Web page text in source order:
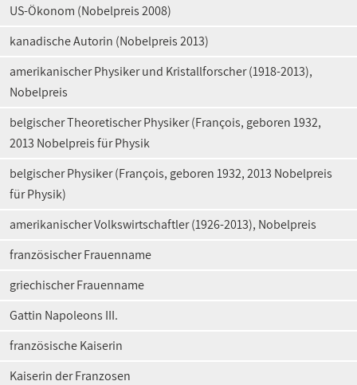
US-Ökonom (Nobelpreis 2008)
kanadische Autorin (Nobelpreis 2013)
amerikanischer Physiker und Kristallforscher (1918-2013),
Nobelpreis
belgischer Theoretischer Physiker (François, geboren 1932,
2013 Nobelpreis für Physik
belgischer Physiker (François, geboren 1932, 2013 Nobelpreis
für Physik)
amerikanischer Volkswirtschaftler (1926-2013), Nobelpreis
französischer Frauenname
griechischer Frauenname
Gattin Napoleons III.
französische Kaiserin
Kaiserin der Franzosen